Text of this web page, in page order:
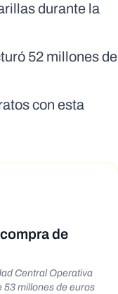
durante la
52 millones de
con esta
de
Central Operativa
53 millones de euros